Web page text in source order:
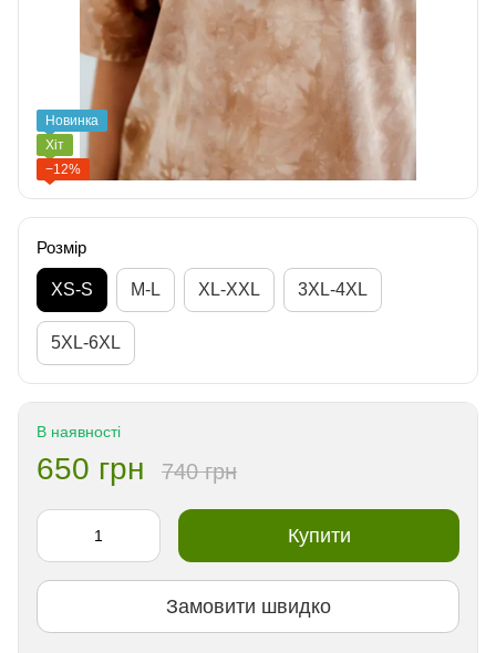
Новинка
Хіт
−12%
Розмір
XS-S M-L XL-XXL 3XL-4XL
5XL-6XL
В наявності
650 грн 740 грн
Купити
Замовити швидко